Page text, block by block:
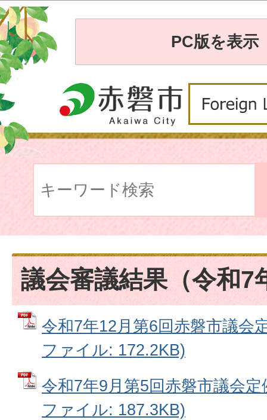
PC版を表示
議会審議結果（令和7
令和7年12月第6回赤磐市議会
ファイル: 172.2KB)
令和7年9月第5回赤磐市議会
ファイル: 187.3KB)